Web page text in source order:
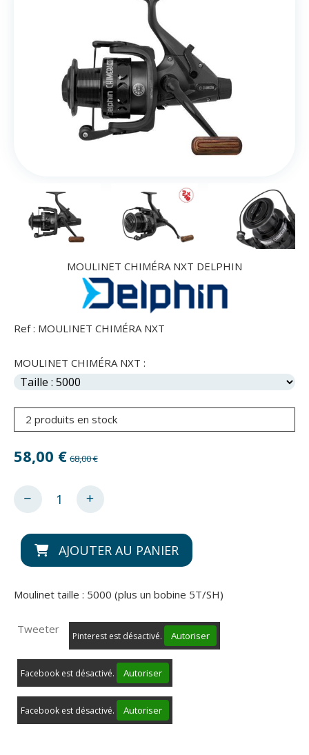
MOULINET CHIMÉRA NXT DELPHIN
Ref : MOULINET CHIMÉRA NXT
MOULINET CHIMÉRA NXT :
2 produits en stock
58,00 € 68,00 €
AJOUTER AU PANIER
Moulinet taille : 5000 (plus un bobine 5T/SH)
Tweeter
Pinterest est désactivé. Autoriser
Facebook est désactivé. Autoriser
Facebook est désactivé. Autoriser